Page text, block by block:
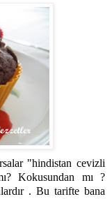
"hindistan cevizli
Kokusundan mı ?
. Bu tarifte bana